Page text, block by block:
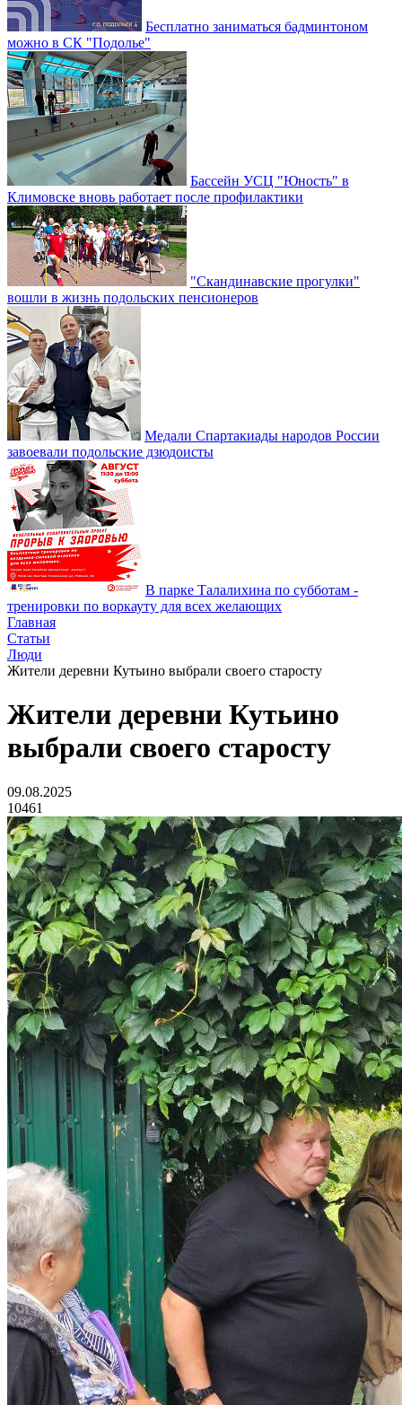
Бесплатно заниматься бадминтоном
можно в СК "Подолье"
Бассейн УСЦ "Юность" в
Климовске вновь работает после профилактики
"Скандинавские прогулки"
вошли в жизнь подольских пенсионеров
Медали Спартакиады народов России
завоевали подольские дзюдоисты
В парке Талалихина по субботам -
тренировки по воркауту для всех желающих
Главная
Статьи
Люди
Жители деревни Кутьино выбрали своего старосту
Жители деревни Кутьино
выбрали своего старосту
09.08.2025
10461